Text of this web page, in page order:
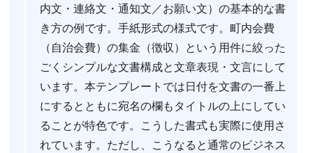
内文・連絡文・通知文／お願い文）の基本的な書
き方の例です。手紙形式の様式です。町内会費
（自治会費）の集金（徴収）という用件に絞った
ごくシンプルな文書構成と文章表現・文言にして
います。本テンプレートでは日付を文書の一番上
にするとともに宛名の欄もタイトルの上にしてい
ることが特色です。こうした書式も実際に使用さ
れています。ただし、こうなると通常のビジネス